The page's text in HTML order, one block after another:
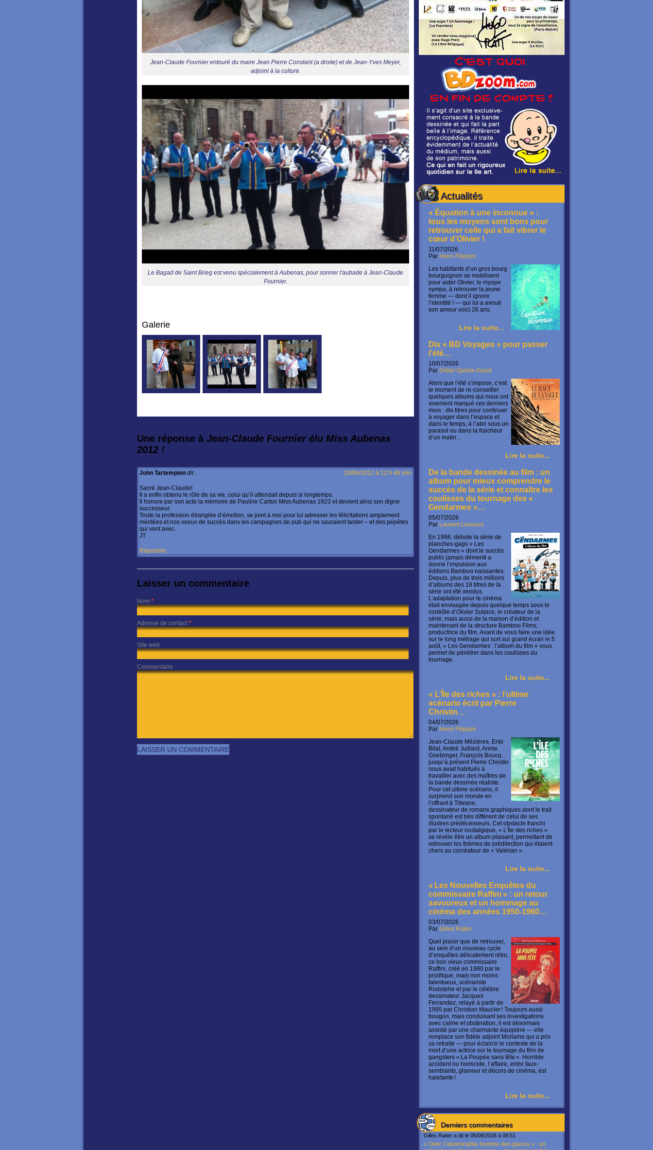
Actualités
« Équation à une inconnue » :
tous les moyens sont bons pour
retrouver celle qui a fait vibrer le
cœur d’Olivier !
11/07/2026
Par Henri Filippini
Les habitants d’un gros bourg
bourguignon se mobilisent
pour aider Olivier, le myope
sympa, à retrouver la jeune
femme — dont il ignore
l’identité ! — qui lui a avoué
son amour voici 26 ans.
Lire la suite...
Dix « BD Voyages » pour passer
l’été…
10/07/2026
Par Didier Quella-Guyot
Alors que l’été s’impose, c’est
le moment de re-conseiller
quelques albums qui nous ont
vivement marqué ces derniers
mois : dix titres pour continuer
à voyager dans l’espace et
dans le temps, à l’abri sous un
parasol ou dans la fraicheur
d’un matin…
Lire la suite...
De la bande dessinée au film : un
album pour mieux comprendre le
succès de la série et connaître les
coulisses du tournage des «
Gendarmes »…
05/07/2026
Par Laurent Lessous
En 1998, débute la série de
planches-gags « Les
Gendarmes » dont le succès
public jamais démenti a
donné l’impulsion aux
éditions Bamboo naissantes.
Depuis, plus de trois millions
d’albums des 18 titres de la
série ont été vendus.
L’adaptation pour le cinéma
était envisagée depuis quelque temps sous le
contrôle d’Olivier Sulpice, le créateur de la
série, mais aussi de la maison d’édition et
maintenant de la structure Bamboo Films,
productrice du film. Avant de vous faire une idée
sur le long métrage qui sort sur grand écran le 5
août, « Les Gendarmes : l’album du film » vous
permet de pénétrer dans les coulisses du
tournage.
Lire la suite...
« L’Île des riches » : l’ultime
scénario écrit par Pierre
Christin…
04/07/2026
Par Henri Filippini
Jean-Claude Mézières, Enki
Bilal, André Juillard, Annie
Goetzinger, François Boucq…
jusqu’à présent Pierre Christin
nous avait habitués à
travailler avec des maîtres de
la bande dessinée réaliste.
Pour cet ultime scénario, il
surprend son monde en
l’offrant à Titwane,
dessinateur de romans graphiques dont le trait
spontané est très différent de celui de ses
illustres prédécesseurs. Cet obstacle franchi
par le lecteur nostalgique, « L’Île des riches »
se révèle être un album plaisant, permettant de
retrouver les thèmes de prédilection qui étaient
chers au cocréateur de « Valérian ».
Lire la suite...
« Les Nouvelles Enquêtes du
commissaire Raffini » : un retour
savoureux et un hommage au
cinéma des années 1950-1960…
03/07/2026
Par Gilles Ratier
Quel plaisir que de retrouver,
au sein d’un nouveau cycle
d’enquêtes délicatement rétro,
ce bon vieux commissaire
Raffini, créé en 1980 par le
prolifique, mais non moins
talentueux, scénariste
Rodolphe et par le célèbre
dessinateur Jacques
Ferrandez, relayé à partir de
1995 par Christian Maucler ! Toujours aussi
bougon, mais conduisant ses investigations
avec calme et obstination, il est désormais
assisté par une charmante équipière — elle
remplace son fidèle adjoint Morlaine qui a pris
sa retraite — pour éclaircir le contexte de la
mort d’une actrice sur le tournage du film de
gangsters « La Poupée sans tête ». Horrible
accident ou homicide, l’affaire, entre faux-
semblants, glamour et décors de cinéma, est
haletante !
Lire la suite...
Derniers commentaires
Gilles Ratier a dit le 05/08/2026 à 08:51
« Onkr, l’abominable homme des glaces » : un
Jean-Claude Fournier entouré du maire Jean Pierre Constant (a droite) et de Jean-Yves Meyer,
adjoint à la culture.
Le Bagad de Saint Brieg est venu spécialement à Aubenas, pour sonner l'aubade à Jean-Claude
Fournier.
Galerie
Une réponse à Jean-Claude Fournier élu Miss Aubenas
2012 !
John Tartempion dit : 20/06/2012 à 12 h 46 min
Sacré Jean-Claude!
Il a enfin obtenu le rôle de sa vie, celui qu’il attendait depuis si longtemps.
Il honore par son acte la mémoire de Pauline Carton Miss Aubenas 1923 et devient ainsi son digne
successeur.
Toute la profession étranglée d’émotion, se joint à moi pour lui adresser les félicitations amplement
méritées et nos voeux de succès dans les campagnes de pub qui ne sauraient tarder – et des pépètes
qui vont avec.
JT
Répondre
Laisser un commentaire
Nom *
Adresse de contact *
Site web
Commentaire